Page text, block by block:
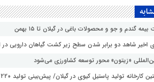
گندم و جو و محصولات باغی در گیلان تا ۱۵ بهمن
اخیر شاهد دو برابر شدن سطح زیر کشت گیاهان دارویی در
«زیتون» محور توسعه کشاورزی می‌شود
تولید پاستیل کیوی در گیلان/ پیش‌بینی تولید ۲۲۰ هزار تنی کیوی